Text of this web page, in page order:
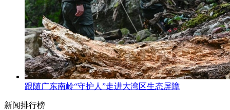
跟随广东南岭“守护人”走进大湾区生态屏障
新闻排行榜